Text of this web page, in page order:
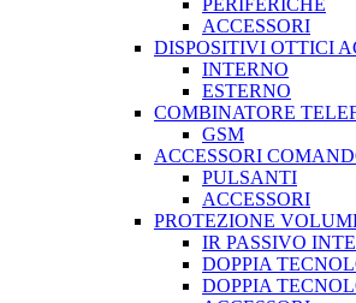
ACCESSORI
DISPOSITIVI OTTICI
INTERNO
ESTERNO
COMBINATORE
GSM
ACCESSORI
PULSANTI
ACCESSORI
PROTEZIONE
IR PASSIVO
DOPPIA
DOPPIA